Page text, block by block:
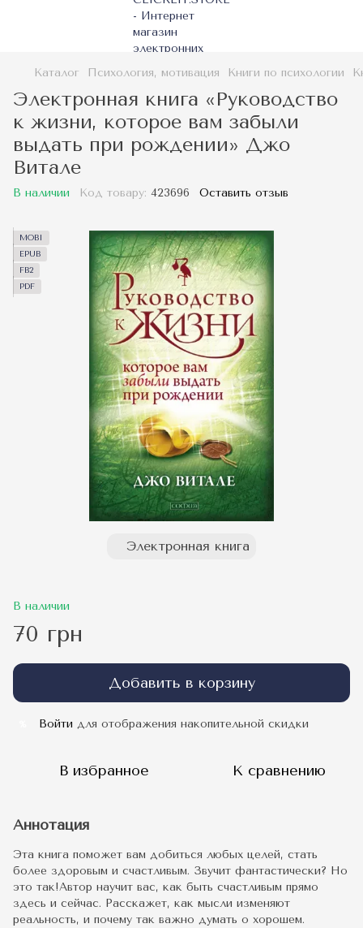
Каталог Психология, мотивация Книги по психологии
Электронная книга «Руководство
к жизни, которое вам забыли
выдать при рождении» Джо
Витале
В наличии Код товару: 423696 Оставить отзыв
MOBI
EPUB
FB2
PDF
Электронная книга
В наличии
70 грн
Добавить в корзину
Войти для отображения накопительной скидки
В избранное К сравнению
Аннотация
Эта книга поможет вам добиться любых целей, стать
более здоровым и счастливым. Звучит фантастически? Но
это так!Автор научит вас, как быть счастливым прямо
здесь и сейчас. Расскажет, как мысли изменяют
реальность, и почему так важно думать о хорошем.